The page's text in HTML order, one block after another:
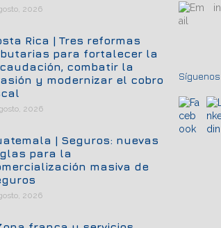
2026
Rica | Tres reformas
para fortalecer la
combatir la
y modernizar el cobro
2026
| Seguros: nuevas
para la
masiva de
2026